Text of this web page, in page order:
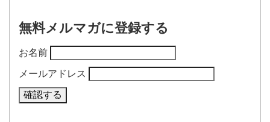
無料メルマガに登録する
お名前
メールアドレス